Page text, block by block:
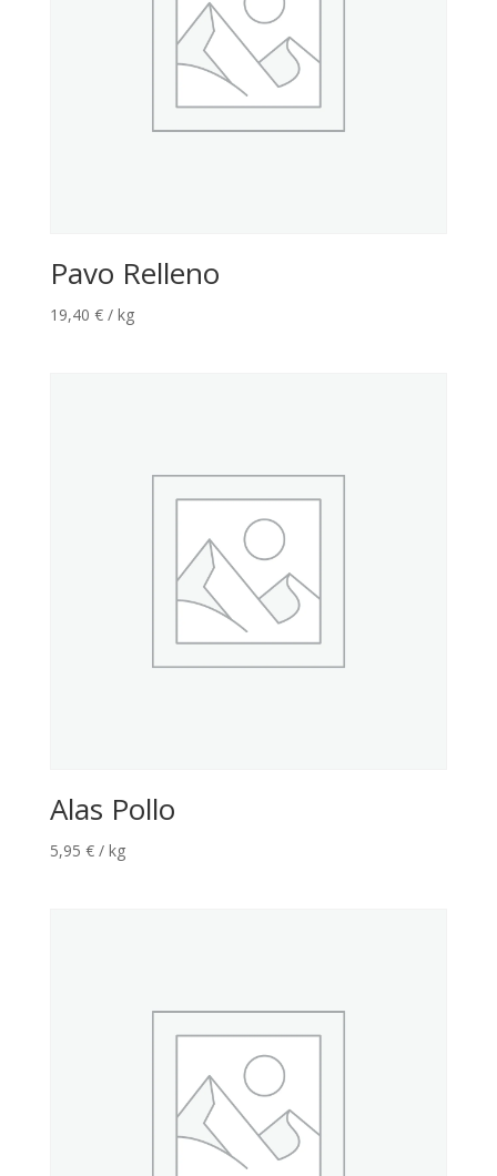
Pavo Relleno
19,40 € / kg
Alas Pollo
5,95 € / kg